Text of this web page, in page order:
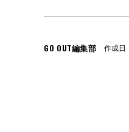
GO OUT編集部 作成日